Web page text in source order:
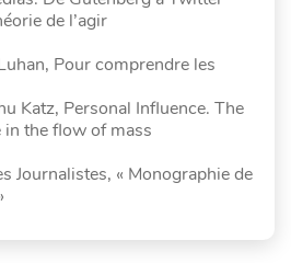
de l’agir
Pour comprendre les
Katz, Personal Influence. The
the flow of mass
Journalistes, « Monographie de